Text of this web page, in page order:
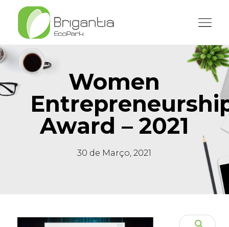
Women
Award – 2021
30 de Março, 2021